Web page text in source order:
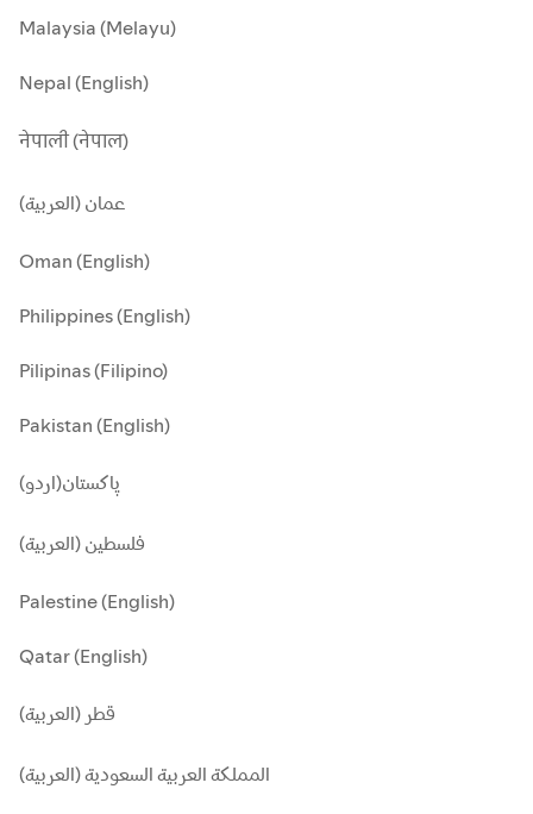
Malaysia (Melayu)
Nepal (English)
नेपाली (नेपाल)
عمان (العربية)
Oman (English)
Philippines (English)
Pilipinas (Filipino)
Pakistan (English)
پاکستان(اردو)
فلسطين (العربية)
Palestine (English)
Qatar (English)
قطر (العربية)
المملكة العربية السعودية (العربية)